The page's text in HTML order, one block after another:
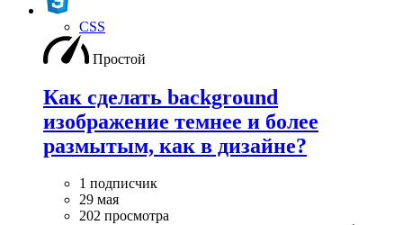
CSS
Простой
Как сделать background
изображение темнее и более
размытым, как в дизайне?
1 подписчик
29 мая
202 просмотра